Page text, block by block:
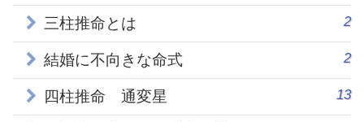
三柱推命とは 2
結婚に不向きな命式 2
四柱推命 通変星 13